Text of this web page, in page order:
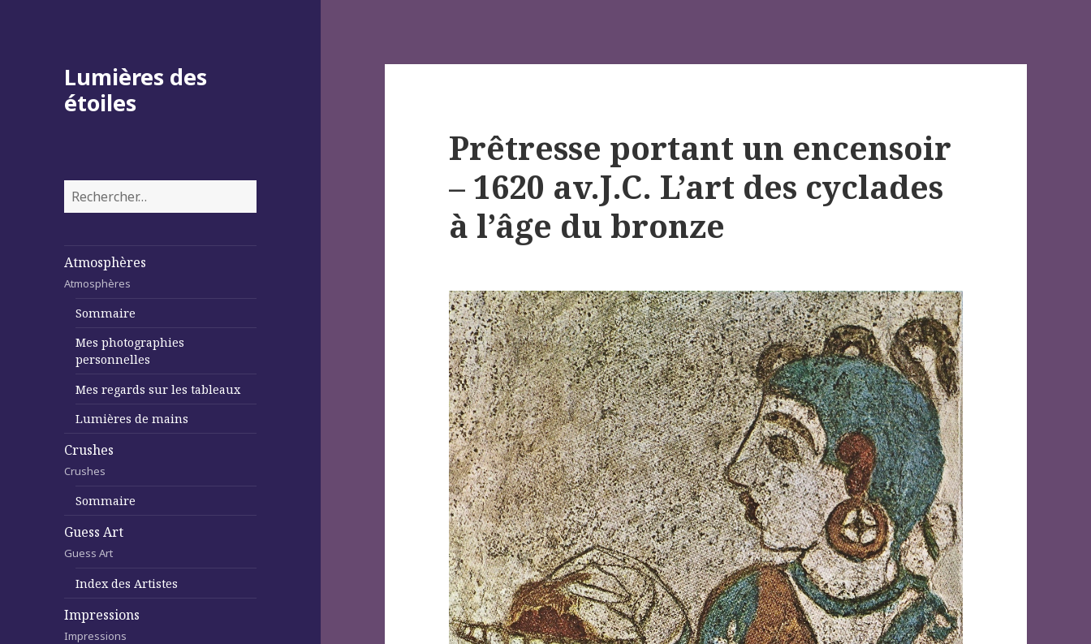
Lumières des
étoiles
Rechercher :
Atmosphères
Atmosphères
Sommaire
Mes photographies
personnelles
Mes regards sur les tableaux
Lumières de mains
Crushes
Crushes
Sommaire
Guess Art
Guess Art
Index des Artistes
Impressions
Impressions
Prêtresse portant un encensoir
– 1620 av.J.C. L’art des cyclades
à l’âge du bronze